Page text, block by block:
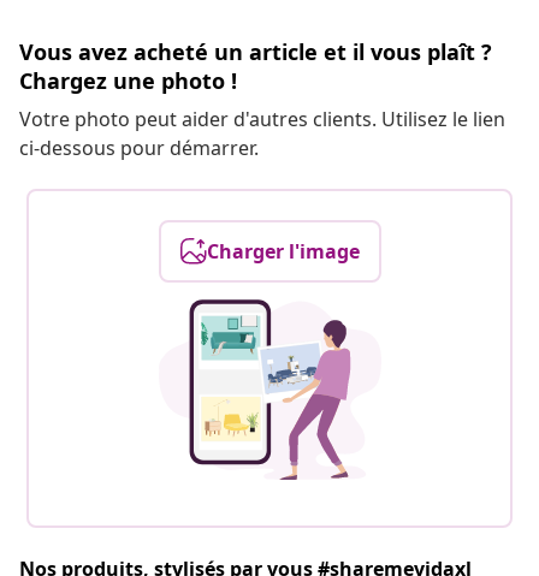
Vous avez acheté un article et il vous plaît ?
Chargez une photo !
Votre photo peut aider d'autres clients. Utilisez le lien
ci-dessous pour démarrer.
Charger l'image
Nos produits, stylisés par vous #sharemevidaxl